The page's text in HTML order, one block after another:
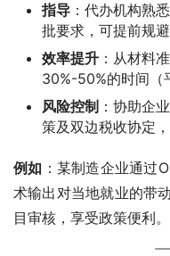
指导 ：代办机构熟
批要求，可提前规避
效率提升 ：从材料
30%-50%的时间（
风险控制 ：协助企
策及双边税收协定，
例如 ：某制造企业通过
术输出对当地就业的带
目审核，享受政策便利。